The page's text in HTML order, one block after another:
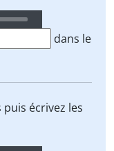
dans le
écrivez les